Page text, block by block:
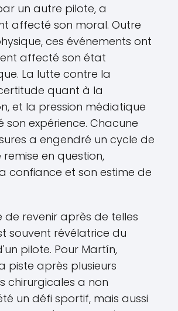
un autre pilote, a
affecté son moral. Outre
ces événements ont
affecté son état
La lutte contre la
quant à la
et la pression médiatique
son expérience. Chacune
a engendré un cycle de
en question,
confiance et son estime de
revenir après de telles
souvent révélatrice du
pilote. Pour Martín,
piste après plusieurs
chirurgicales a non
un défi sportif, mais aussi